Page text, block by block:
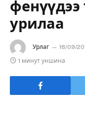
урилаа
Урлаг 18/09/
1 минут уншина